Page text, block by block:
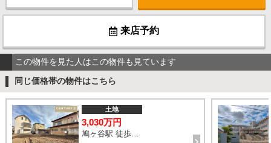
来店予約
この物件を見た人はこの物件も見ています
同じ価格帯の物件はこちら
土地
3,030万円